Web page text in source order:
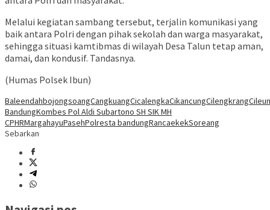
Melalui kegiatan sambang tersebut, terjalin komunikasi yang
baik antara Polri dengan pihak sekolah dan warga masyarakat,
sehingga situasi kamtibmas di wilayah Desa Talun tetap aman,
damai, dan kondusif. Tandasnya.
(Humas Polsek Ibun)
BaleendahbojongsoangCangkuangCicalengkaCikancungCilengkrang
BandungKombes Pol Aldi Subartono SH SIK MH
CPHRMargahayuPasehPolresta bandungRancaekekSoreang
Sebarkan